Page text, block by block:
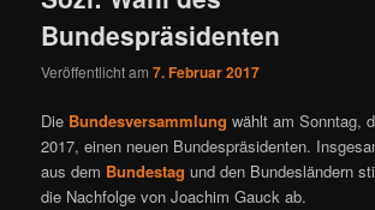
Bundespräsidenten
Veröffentlicht am7. Februar 2017
Die Bundesversammlung wählt am Sonntag,
2017, einen neuen Bundespräsidenten.
aus dem Bundestag und den Bundesländern
die Nachfolge von Joachim Gauck ab.